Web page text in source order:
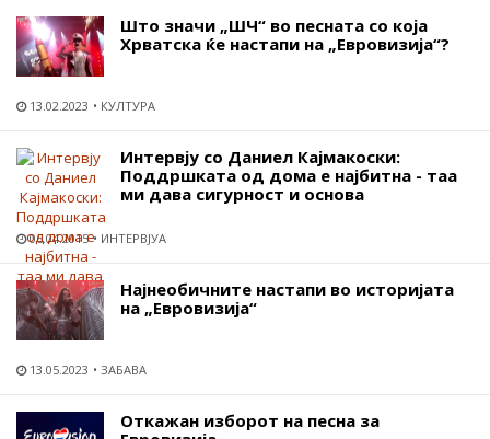
Што значи „ШЧ“ во песната со која
Хрватска ќе настапи на „Евровизија“?
13.02.2023 КУЛТУРА
Интервју со Даниел Кајмакоски:
Поддршката од дома е најбитна - таа
ми дава сигурност и основа
06.04.2015 ИНТЕРВЈУА
Најнеобичните настапи во историјата
на „Евровизија“
13.05.2023 ЗАБАВА
Откажан изборот на песна за